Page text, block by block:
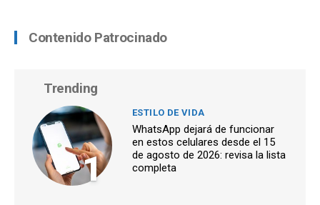
Contenido Patrocinado
Trending
1
ESTILO DE VIDA
WhatsApp dejará de funcionar
en estos celulares desde el 15
de agosto de 2026: revisa la lista
completa